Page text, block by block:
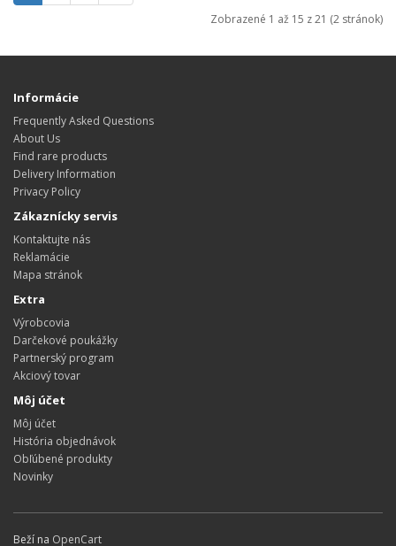
Zobrazené 1 až 15 z 21 (2 stránok)
Informácie
Frequently Asked Questions
About Us
Find rare products
Delivery Information
Privacy Policy
Zákaznícky servis
Kontaktujte nás
Reklamácie
Mapa stránok
Extra
Výrobcovia
Darčekové poukážky
Partnerský program
Akciový tovar
Môj účet
Môj účet
História objednávok
Obľúbené produkty
Novinky
Beží na OpenCart